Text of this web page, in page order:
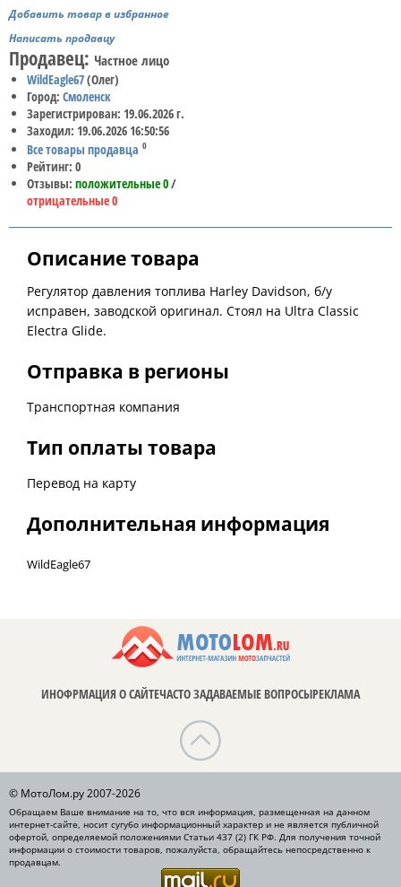
Добавить товар в избранное
Написать продавцу
Продавец: Частное лицо
WildEagle67(Олег)
Город: Смоленск
Зарегистрирован: 19.06.2026 г.
Заходил: 19.06.2026 16:50:56
Все товары продавца 0
Рейтинг: 0
Отзывы: положительные 0/
отрицательные 0
Описание товара
Регулятор давления топлива Harley Davidson, б/у
исправен, заводской оригинал. Стоял на Ultra Classic
Electra Glide.
Отправка в регионы
Транспортная компания
Тип оплаты товара
Перевод на карту
Дополнительная информация
WildEagle67
ИНОФРМАЦИЯ О САЙТЕЧАСТО ЗАДАВАЕМЫЕ ВОПРОСЫРЕКЛАМА
© МотоЛом.ру 2007-2026
Обращаем Ваше внимание на то, что вся информация, размещенная на данном
интернет-сайте, носит сугубо информационный характер и не является публичной
офертой, определяемой положениями Статьи 437 (2) ГК РФ. Для получения точной
информации о стоимости товаров, пожалуйста, обращайтесь непосредственно к
продавцам.